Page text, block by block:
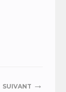
SUIVANT →